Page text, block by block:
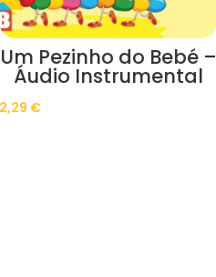
Um Pezinho do Bebé –
Áudio Instrumental
2,29 €